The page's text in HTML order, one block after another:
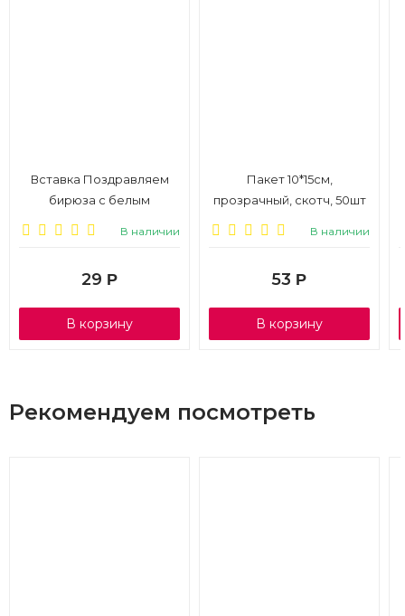
Вставка Поздравляем
бирюза с белым
В наличии
29 Р
В корзину
Пакет 10*15см,
прозрачный, скотч, 50шт
В наличии
53 Р
В корзину
Рекомендуем посмотреть